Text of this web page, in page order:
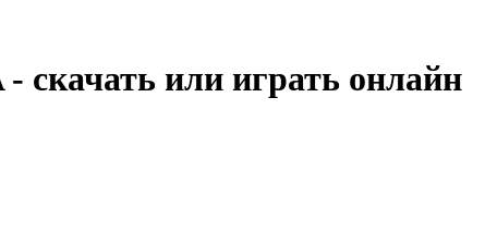
скачать или играть онлайн